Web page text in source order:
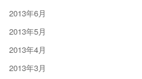
2013年6月
2013年5月
2013年4月
2013年3月